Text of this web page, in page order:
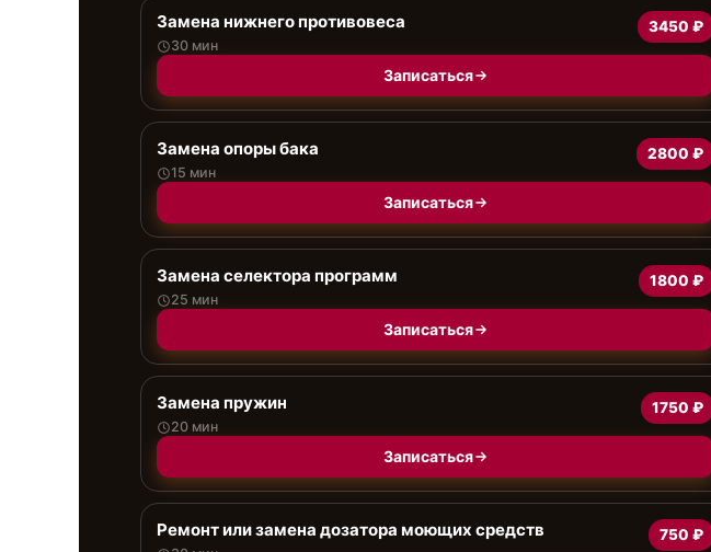
Замена нижнего противовеса
30 мин
3450 ₽
Записаться
Замена опоры бака
15 мин
2800 ₽
Записаться
Замена селектора программ
25 мин
1800 ₽
Записаться
Замена пружин
20 мин
1750 ₽
Записаться
Ремонт или замена дозатора моющих средств 750 ₽